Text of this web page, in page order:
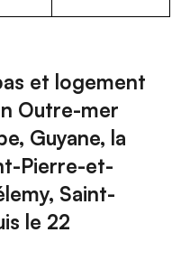
et logement
Outre-mer
Guyane, la
Pierre-et-
Saint-
le 22